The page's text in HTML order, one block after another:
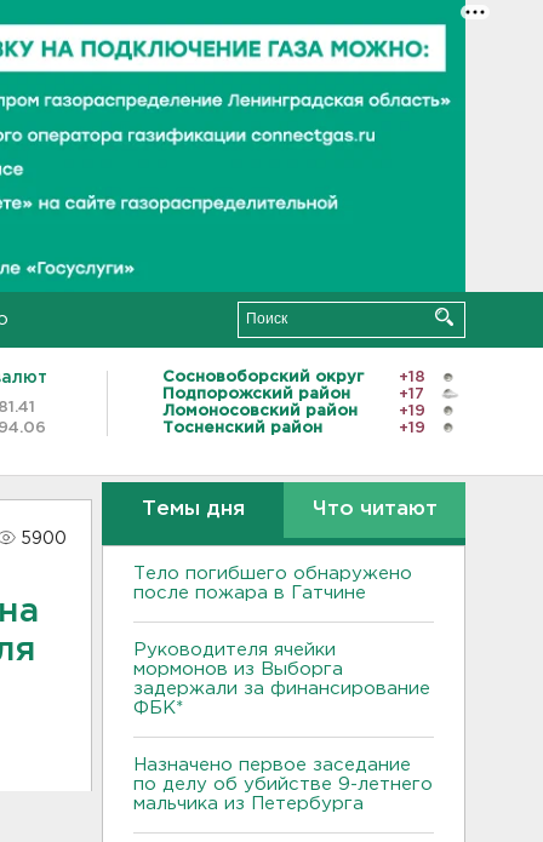
81.41
94.06
Сосновоборский округ
+18
Подпорожский район
+17
Ломоносовский район
+19
Тосненский район
+19
5900
Темы дня Что читают
Тело погибшего обнаружено
после пожара в Гатчине
Руководителя ячейки
мормонов из Выборга
задержали за финансирование
ФБК*
Назначено первое заседание
по делу об убийстве 9-летнего
мальчика из Петербурга